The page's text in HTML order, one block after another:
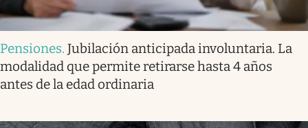
Pensiones. Jubilación anticipada involuntaria. La
modalidad que permite retirarse hasta 4 años
antes de la edad ordinaria